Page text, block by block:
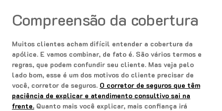
Compreensão da cobertura
Muitos clientes acham difícil entender a cobertura da
apólice. E vamos combinar, de fato é. São vários termos e
regras, que podem confundir seu cliente. Mas veja pelo
lado bom, esse é um dos motivos do cliente precisar de
você, corretor de seguros. O corretor de seguros que têm
paciência de explicar e atendimento consultivo sai na
frente. Quanto mais você explicar, mais confiança irá